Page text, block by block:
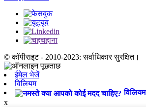
© कॉपीराइट - 2010-2023: सर्वाधिकार सुरक्षित।
ईमेल भेजें
विलियम
विलियम
x